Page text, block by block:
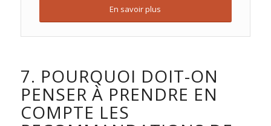
En savoir plus
7. POURQUOI DOIT-ON
PENSER À PRENDRE EN
COMPTE LES